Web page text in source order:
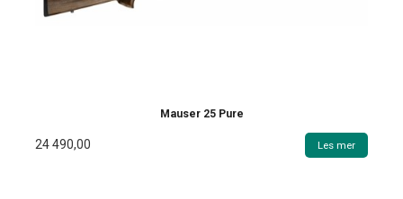
Mauser 25 Pure
24 490,00 Les mer